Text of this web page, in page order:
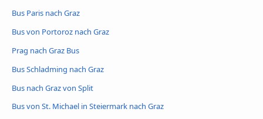
Bus Paris nach Graz
Bus von Portoroz nach Graz
Prag nach Graz Bus
Bus Schladming nach Graz
Bus nach Graz von Split
Bus von St. Michael in Steiermark nach Graz